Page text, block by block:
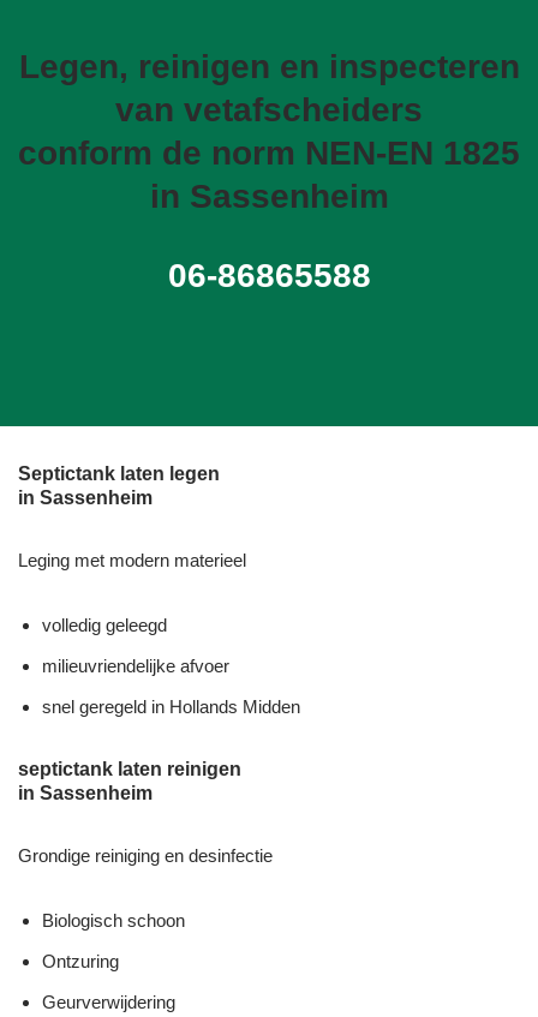
Legen, reinigen en inspecteren
van vetafscheiders
conform de norm NEN-EN 1825
in Sassenheim
06-86865588
Septictank laten legen
in Sassenheim
Leging met modern materieel
volledig geleegd
milieuvriendelijke afvoer
snel geregeld in Hollands Midden
septictank laten reinigen
in Sassenheim
Grondige reiniging en desinfectie
Biologisch schoon
Ontzuring
Geurverwijdering